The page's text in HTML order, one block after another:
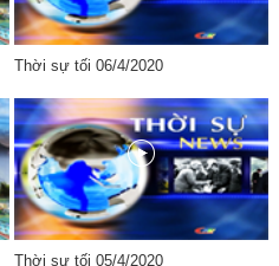
Thời sự tối 06/4/2020
Thời sự tối 05/4/2020